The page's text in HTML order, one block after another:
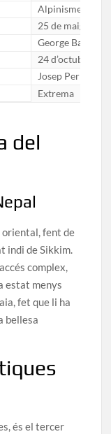
Alpinisme
25 de maig de
George Band i
24 d’octubre de
Josep
Extrema
del
oriental, fent de
indi de Sikkim.
complex,
estat menys
fet que li ha
bellesa
és el tercer